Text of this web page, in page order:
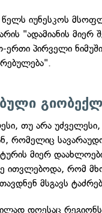
იუნესკოს
"ადამიანის მიერ
პირველი
თუ არა
რომელიც
მიერ
ითვლებოდა, რომ
მსგავს
დღესაც